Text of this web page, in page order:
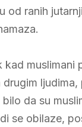
od ranih
kad muslimani
da su
se obilaze,